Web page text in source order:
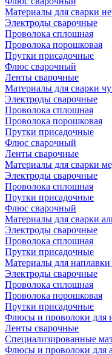
Материалы для сварки
Электроды сварочные
Проволока сплошная
Проволока порошковая
Прутки присадочные
Флюс сварочный
Ленты сварочные
Материалы для сварки
Электроды сварочные
Проволока сплошная
Проволока порошковая
Прутки присадочные
Флюс сварочный
Ленты сварочные
Материалы для сварки
Электроды сварочные
Проволока сплошная
Прутки присадочные
Флюс сварочный
Материалы для сварки
Электроды сварочные
Проволока сплошная
Прутки присадочные
Материалы для наплавки
Электроды сварочные
Проволока сплошная
Проволока порошковая
Прутки присадочные
Флюсы и проволоки для
Ленты сварочные
Специализированные
Флюсы и проволоки для